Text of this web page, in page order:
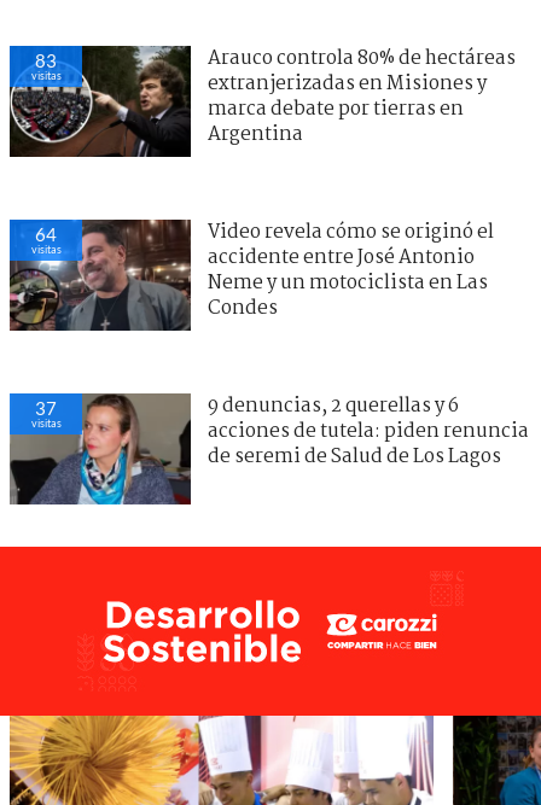
83
visitas
Arauco controla 80% de hectáreas
extranjerizadas en Misiones y
marca debate por tierras en
Argentina
64
visitas
Video revela cómo se originó el
accidente entre José Antonio
Neme y un motociclista en Las
Condes
37
visitas
9 denuncias, 2 querellas y 6
acciones de tutela: piden renuncia
de seremi de Salud de Los Lagos